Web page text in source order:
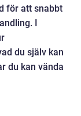
för att snabbt
I
du själv kan
du kan vända